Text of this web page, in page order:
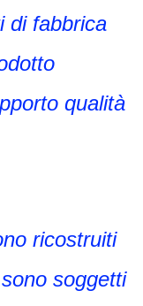
di fabbrica
qualità
ricostruiti
soggetti